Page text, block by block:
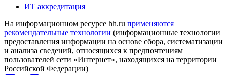
ИТ аккредитация
На информационном ресурсе hh.ru применяются
рекомендательные технологии (информационные технологии
предоставления информации на основе сбора, систематизации
и анализа сведений, относящихся к предпочтениям
пользователей сети «Интернет», находящихся на территории
Российской Федерации)